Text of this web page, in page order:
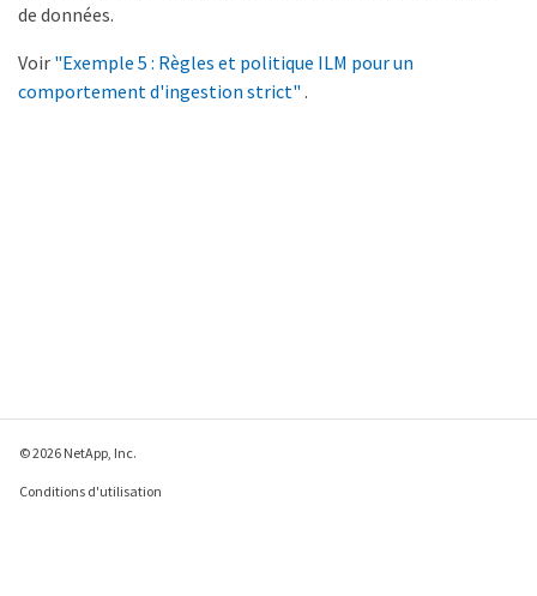
de données.
Voir "Exemple 5 : Règles et politique ILM pour un
comportement d'ingestion strict" .
© 2026 NetApp, Inc.
Conditions d'utilisation